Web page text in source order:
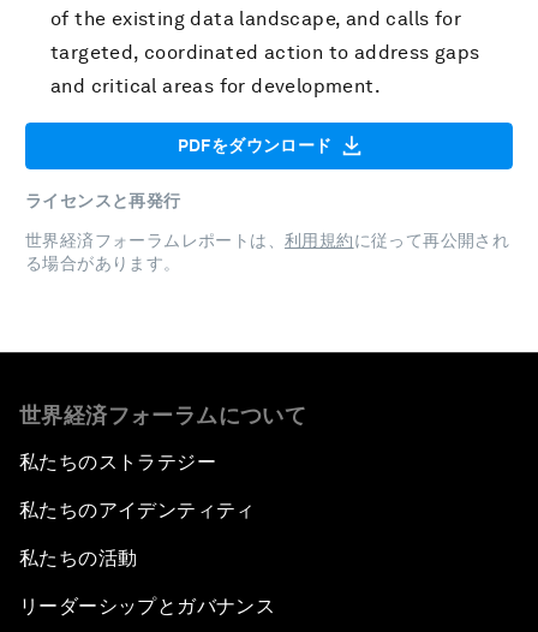
of the existing data landscape, and calls for
targeted, coordinated action to address gaps
and critical areas for development.
PDFをダウンロード
ライセンスと再発行
世界経済フォーラムレポートは、 利用規約に従って再公開され
る場合があります。
世界経済フォーラムについて
私たちのストラテジー
私たちのアイデンティティ
私たちの活動
リーダーシップとガバナンス